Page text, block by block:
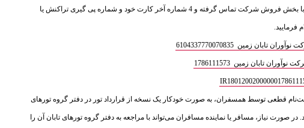
ذیل واریز فرمایید و سپس با بخش فروش شرکت تماس گرفته و 4 شماره آخر کارت خود و شماره پی گیری تراکنش یا
فرمایید.
زمین 6104337770070835
تابان زمین 1786111573
قطعی توسط همسفران، به‌ صورت خودکار یک نسخه از قرارداد تور در دفتر گروه تورهای
در صورت نیاز، مسافر یا نماینده مسافران می‌تواند با مراجعه به دفتر گروه تورهای تابان آن را